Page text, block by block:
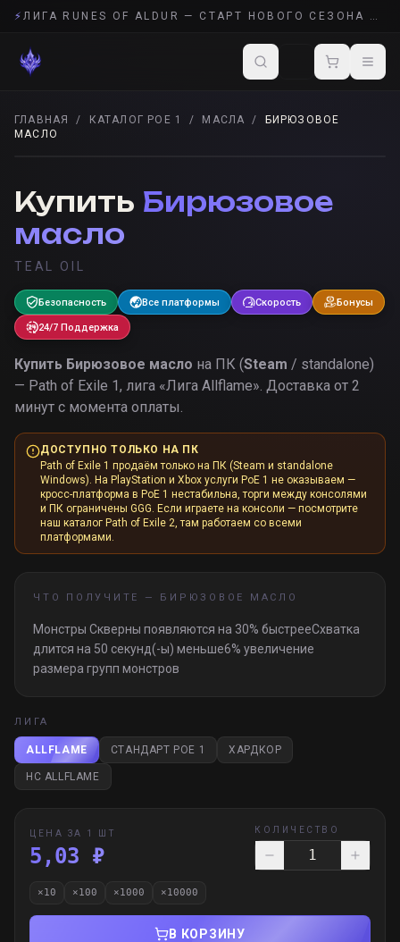
⚡ ЛИГА RUNES OF ALDUR — СТАРТ НОВОГО СЕЗОНА POE 2
ГЛАВНАЯ / КАТАЛОГ POE 1 / МАСЛА /
БИРЮЗОВОЕ
МАСЛО
Купить Бирюзовое
масло
TEAL OIL
Безопасность Все платформы Скорость Бонусы
24/7 Поддержка
Купить Бирюзовое масло на ПК (Steam / standalone)
— Path of Exile 1, лига «Лига Allflame». Доставка от 2
минут с момента оплаты.
ДОСТУПНО ТОЛЬКО НА ПК
Path of Exile 1 продаём только на ПК (Steam и standalone
Windows). На PlayStation и Xbox услуги PoE 1 не оказываем —
кросс-платформа в PoE 1 нестабильна, торги между консолями
и ПК ограничены GGG. Если играете на консоли — посмотрите
наш каталог Path of Exile 2, там работаем со всеми
платформами.
ЧТО ПОЛУЧИТЕ — БИРЮЗОВОЕ МАСЛО
Монстры Скверны появляются на 30% быстрееСхватка
длится на 50 секунд(-ы) меньше6% увеличение
размера групп монстров
ЛИГА
ALLFLAME СТАНДАРТ POE 1 ХАРДКОР
HC ALLFLAME
ЦЕНА ЗА 1 ШТ
5,03 ₽
КОЛИЧЕСТВО
×10 ×100 ×1000 ×10000
В КОРЗИНУ